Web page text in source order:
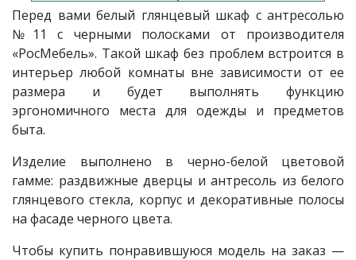
Перед вами белый глянцевый шкаф с антресолью
№11 с черными полосками от производителя
«РосМебель». Такой шкаф без проблем встроится в
интерьер любой комнаты вне зависимости от ее
размера и будет выполнять функцию
эргономичного места для одежды и предметов
быта.
Изделие выполнено в черно-белой цветовой
гамме: раздвижные дверцы и антресоль из белого
глянцевого стекла, корпус и декоративные полосы
на фасаде черного цвета.
Чтобы купить понравившуюся модель на заказ —